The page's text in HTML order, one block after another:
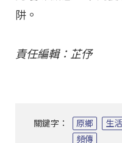
阱。
責任編輯：芷伃
關鍵字： 原鄉 生活
頻傳